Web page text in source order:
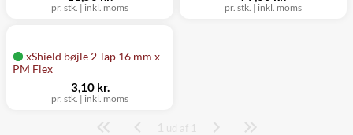
pr. stk. | inkl. moms pr. stk. | inkl. moms
xShield bøjle 2-lap 16 mm x -
PM Flex
pr. stk. | inkl. moms
3,10 kr.
Side
1 ud af 1